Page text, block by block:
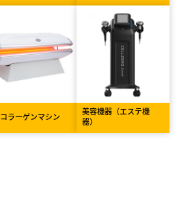
コラーゲンマシン
美容機器（エステ機
器）